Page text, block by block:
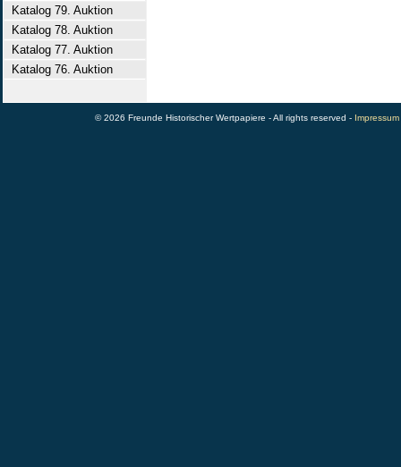
Katalog 79. Auktion
Katalog 78. Auktion
Katalog 77. Auktion
Katalog 76. Auktion
© 2026 Freunde Historischer Wertpapiere - All rights reserved - Impressum